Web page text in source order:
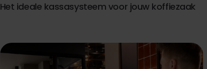
Het ideale kassasysteem voor jouw koffiezaak